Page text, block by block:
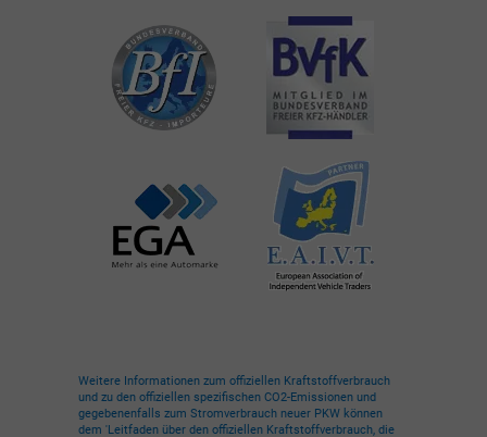
Weitere Informationen zum offiziellen Kraftstoffverbrauch
und zu den offiziellen spezifischen CO2-Emissionen und
gegebenenfalls zum Stromverbrauch neuer PKW können
dem 'Leitfaden über den offiziellen Kraftstoffverbrauch, die